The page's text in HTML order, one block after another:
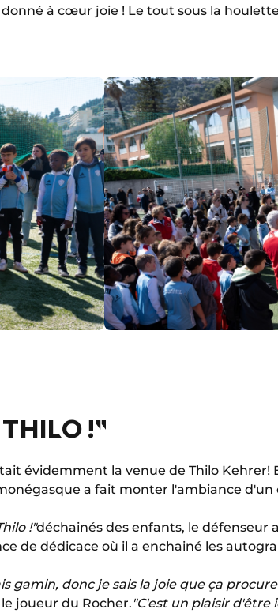
à cœur joie ! Le tout sous la
!"
évidemment la venue de Thilo Kehrer!
a fait monter l'ambiance d'un
!"déchainés des enfants, le défenseur
de dédicace où il a enchainé les
gamin, donc je sais la joie que ça
joueur du Rocher. "C'est un plaisir